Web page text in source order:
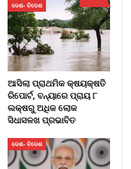
ଦେଶ- ବିଦେଶ
ଆସିଲା ପ୍ରାଥମିକ କ୍ଷୟକ୍ଷତି
ରିପୋର୍ଟ, ବନ୍ୟାରେ ପ୍ରାୟ ୮
ଲକ୍ଷରୁ ଅଧିକ ଲୋକ
ସିଧାସଳଖ ପ୍ରଭାବିତ
ଦେଶ- ବିଦେଶ